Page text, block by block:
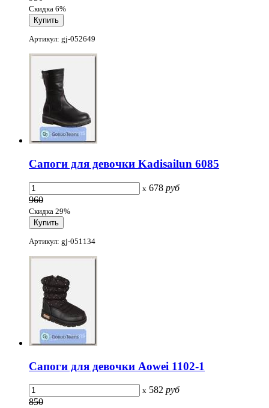
Скидка 6%
Артикул: gj-052649
Сапоги для девочки Kadisailun 6085
x 678 руб
960
Скидка 29%
Артикул: gj-051134
Сапоги для девочки Aowei 1102-1
x 582 руб
850